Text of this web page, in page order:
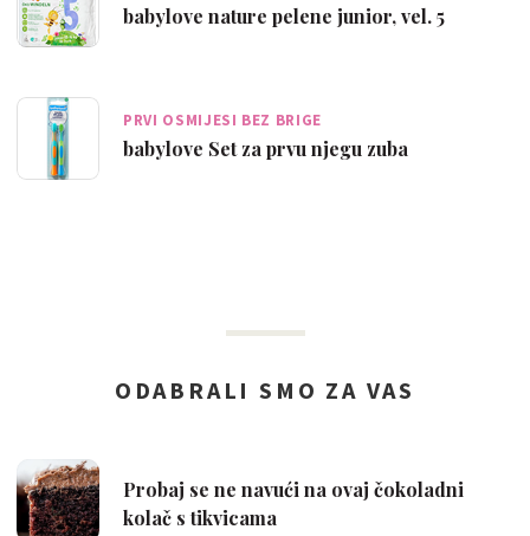
babylove nature pelene junior, vel. 5
PRVI OSMIJESI BEZ BRIGE
babylove Set za prvu njegu zuba